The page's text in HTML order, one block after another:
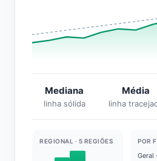
Mediana
linha sólida
Média
linha
REGIONAL · 5 REGIÕES POR
Geral